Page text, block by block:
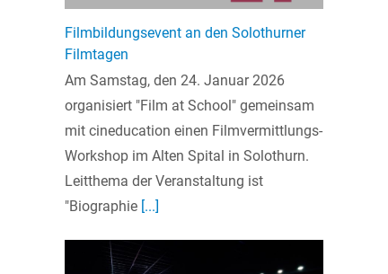
Filmbildungsevent an den Solothurner
Filmtagen
Am Samstag, den 24. Januar 2026
organisiert "Film at School" gemeinsam
mit cineducation einen Filmvermittlungs-
Workshop im Alten Spital in Solothurn.
Leitthema der Veranstaltung ist
"Biographie [...]